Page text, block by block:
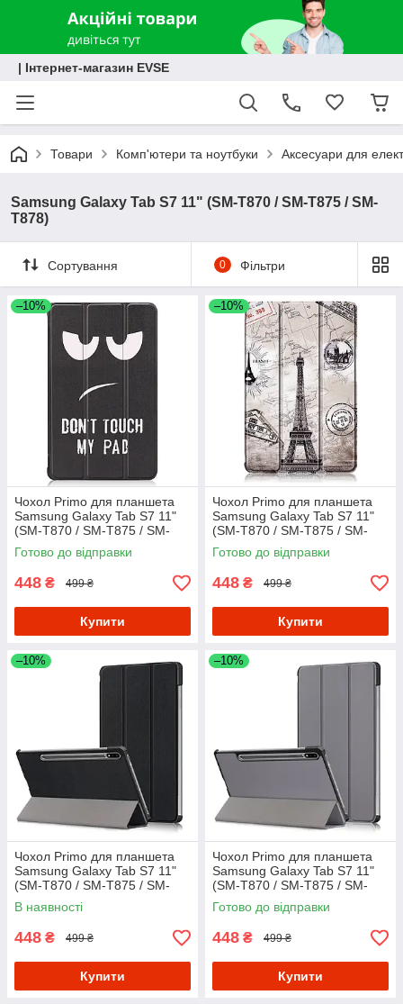
| Інтернет-магазин EVSE
Товари Комп'ютери та ноутбуки Аксесуари для
Samsung Galaxy Tab S7 11" (SM-T870 / SM-T875 / SM-
T878)
Сортування 0 Фільтри
–10%
Чохол Primo для планшета
Samsung Galaxy Tab S7 11"
(SM-T870 / SM-T875 / SM-
T878) Slim - don't Touch
Готово до відправки
448 ₴ 499 ₴
Купити
–10%
Чохол Primo для планшета
Samsung Galaxy Tab S7 11"
(SM-T870 / SM-T875 / SM-
T878) Slim - Paris
Готово до відправки
448 ₴ 499 ₴
Купити
–10%
Чохол Primo для планшета
Samsung Galaxy Tab S7 11"
(SM-T870 / SM-T875 / SM-
T878) Slim - Black
В наявності
448 ₴ 499 ₴
Купити
–10%
Чохол Primo для планшета
Samsung Galaxy Tab S7 11"
(SM-T870 / SM-T875 / SM-
T878) Slim - Grey
Готово до відправки
448 ₴ 499 ₴
Купити